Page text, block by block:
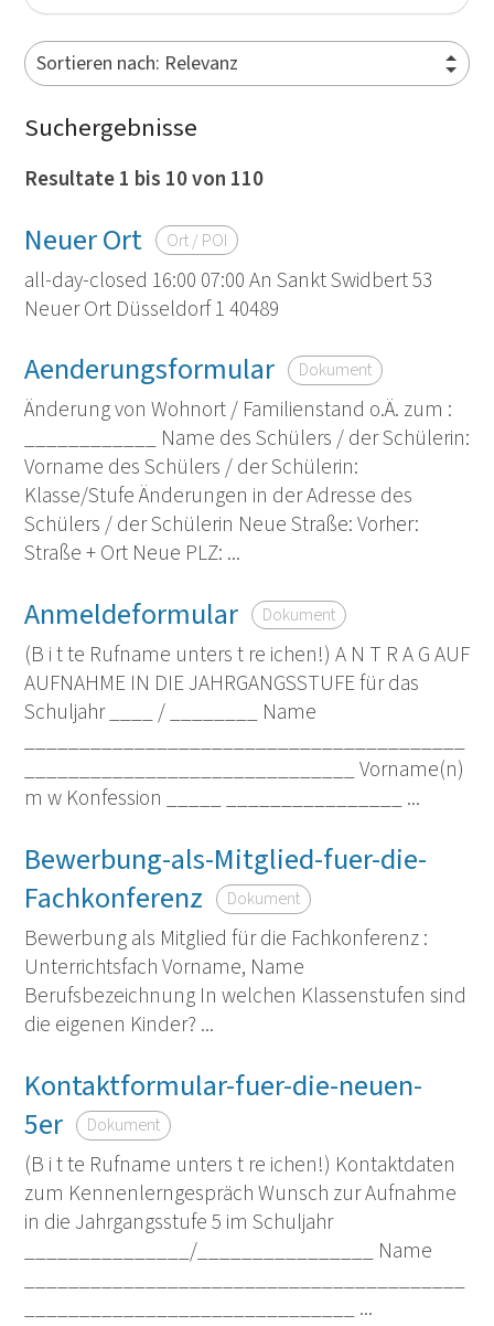
Suchergebnisse
Resultate 1 bis 10 von 110
Neuer Ort Ort / POI
all-day-closed 16:00 07:00 An Sankt Swidbert 53
Neuer Ort Düsseldorf 1 40489
Aenderungsformular Dokument
Änderung von Wohnort / Familienstand o.Ä. zum :
____________ Name des Schülers / der Schülerin:
Vorname des Schülers / der Schülerin:
Klasse/Stufe Änderungen in der Adresse des
Schülers / der Schülerin Neue Straße: Vorher:
Straße + Ort Neue PLZ: ...
Anmeldeformular Dokument
(B i t te Rufname unters t re ichen!) A N T R A G AUF
AUFNAHME IN DIE JAHRGANGSSTUFE für das
Schuljahr ____ / ________ Name
________________________________________
______________________________ Vorname(n)
m w Konfession _____ ________________ ...
Bewerbung-als-Mitglied-fuer-die-
Fachkonferenz
Dokument
Bewerbung als Mitglied für die Fachkonferenz :
Unterrichtsfach Vorname, Name
Berufsbezeichnung In welchen Klassenstufen sind
die eigenen Kinder? ...
Kontaktformular-fuer-die-neuen-
5er
Dokument
(B i t te Rufname unters t re ichen!) Kontaktdaten
zum Kennenlerngespräch Wunsch zur Aufnahme
in die Jahrgangsstufe 5 im Schuljahr
_______________/________________ Name
________________________________________
______________________________ ...